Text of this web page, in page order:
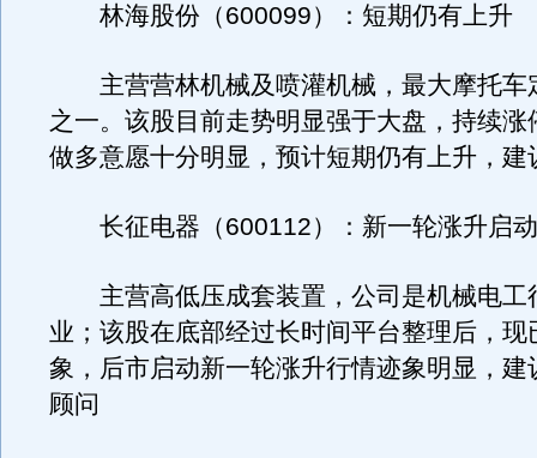
林海股份（600099）：短期仍有上升
主营营林机械及喷灌机械，最大摩托车
之一。该股目前走势明显强于大盘，持续涨
做多意愿十分明显，预计短期仍有上升，建
长征电器（600112）：新一轮涨升启动
主营高低压成套装置，公司是机械电工
业；该股在底部经过长时间平台整理后，现
象，后市启动新一轮涨升行情迹象明显，建
顾问